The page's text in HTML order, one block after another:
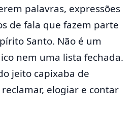
palavras, expressões
de fala que fazem parte
Santo. Não é um
nem uma lista fechada.
jeito capixaba de
elogiar e contar